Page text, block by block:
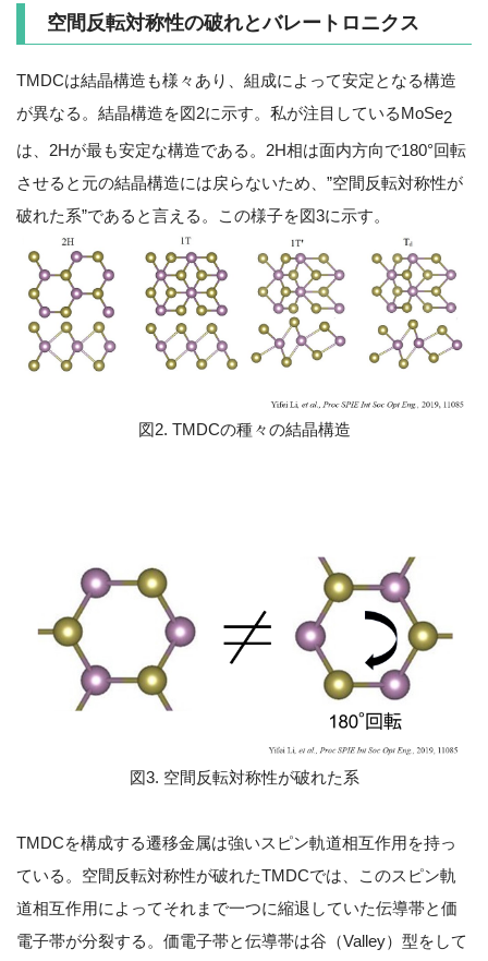
空間反転対称性の破れとバレートロニクス
TMDCは結晶構造も様々あり、組成によって安定となる構造
が異なる。結晶構造を図2に示す。私が注目しているMoSe2
は、2Hが最も安定な構造である。2H相は面内方向で180°回転
させると元の結晶構造には戻らないため、”空間反転対称性が
破れた系”であると言える。この様子を図3に示す。
図2. TMDCの種々の結晶構造
図3. 空間反転対称性が破れた系
TMDCを構成する遷移金属は強いスピン軌道相互作用を持っ
ている。空間反転対称性が破れたTMDCでは、このスピン軌
道相互作用によってそれまで一つに縮退していた伝導帯と価
電子帯が分裂する。価電子帯と伝導帯は谷（Valley）型をして